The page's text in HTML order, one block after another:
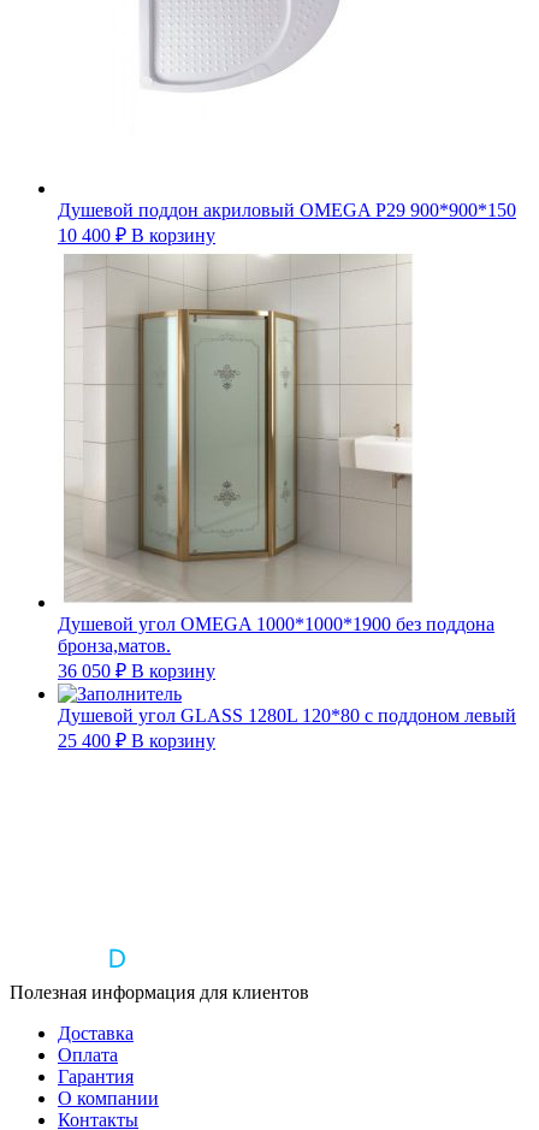
Душевой поддон акриловый OMEGA Р29 900*900*150
10 400 ₽ В корзину
Душевой угол OMEGA 1000*1000*1900 без поддона
бронза,матов.
36 050 ₽ В корзину
Душевой угол GLASS 1280L 120*80 с поддоном левый
25 400 ₽ В корзину
Полезная информация для клиентов
Доставка
Оплата
Гарантия
О компании
Контакты